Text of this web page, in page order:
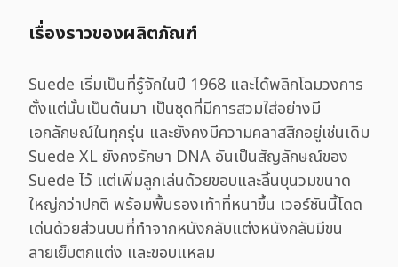
เรื่องราวของผลิตภัณฑ์
Suede เริ่มเป็นที่รู้จักในปี 1968 และได้พลิกโฉมวงการ
ตั้งแต่นั้นเป็นต้นมา เป็นชุดที่มีการสวมใส่อย่างมี
เอกลักษณ์ในทุกรุ่น และยังคงมีความคลาสสิกอยู่เช่นเดิม
Suede XL ยังคงรักษา DNA อันเป็นสัญลักษณ์ของ
Suede ไว้ แต่เพิ่มลูกเล่นด้วยขอบและลิ้นบุนวมขนาด
ใหญ่กว่าปกติ พร้อมพื้นรองเท้าที่หนาขึ้น เวอร์ชันนี้โดด
เด่นด้วยส่วนบนที่ทำจากหนังกลับแต่งหนังกลับมีขน
ลายเย็บตกแต่ง และขอบแหลม